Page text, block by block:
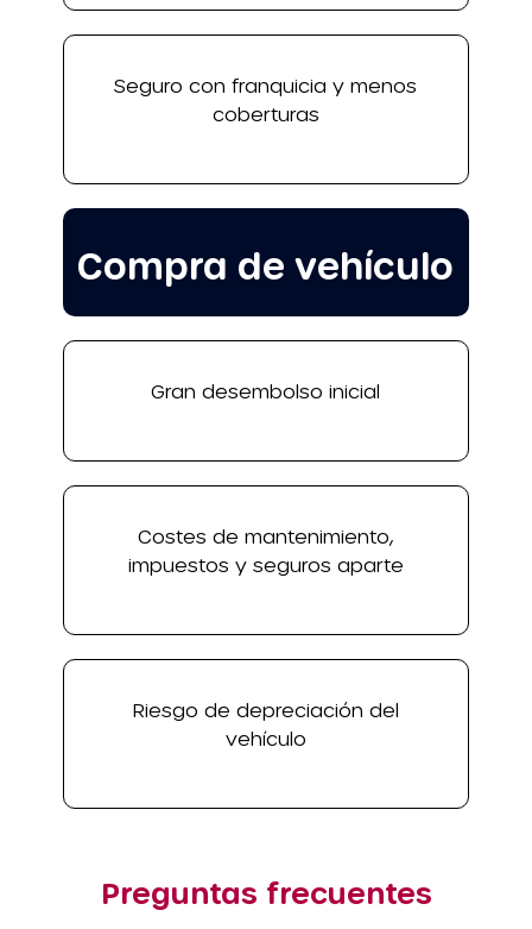
Compra de vehículo
Gran desembolso inicial
Costes de mantenimiento,
impuestos y seguros aparte
Seguro con franquicia y menos
coberturas
Riesgo de depreciación del
vehículo
Preguntas frecuentes